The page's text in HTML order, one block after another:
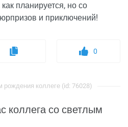
планируется, но со
и приключений!
0
рождения коллеге (id: 76028)
коллега со светлым